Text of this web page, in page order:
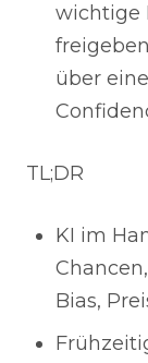
wichtige
über
TL;DR
KI im
Bias,